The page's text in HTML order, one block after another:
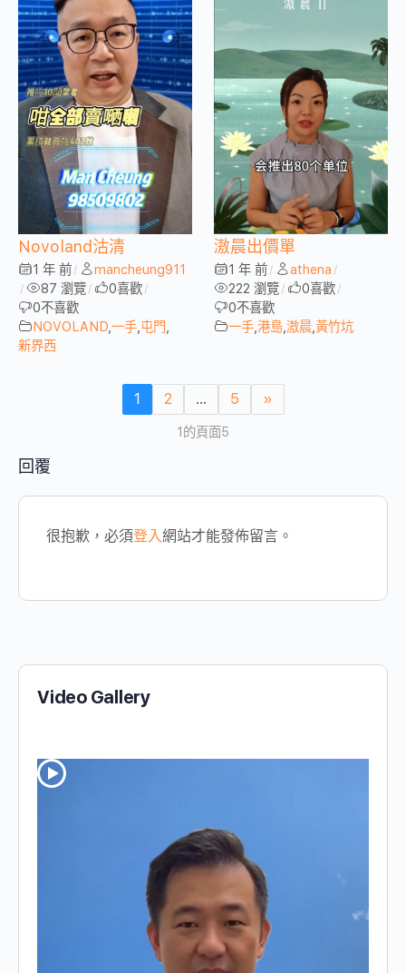
Novoland沽清
1 年 前 / mancheung911
/ 87 瀏覽 / 0喜歡 /
0不喜歡
NOVOLAND 一手 屯門
新界西
滶晨出價單
1 年 前 / athena /
222 瀏覽 / 0喜歡 /
0不喜歡
一手 港島 滶晨 黃竹坑
1 2 ... 5 »
1的頁面5
回覆
很抱歉，必須登入網站才能發佈留言。
Video Gallery